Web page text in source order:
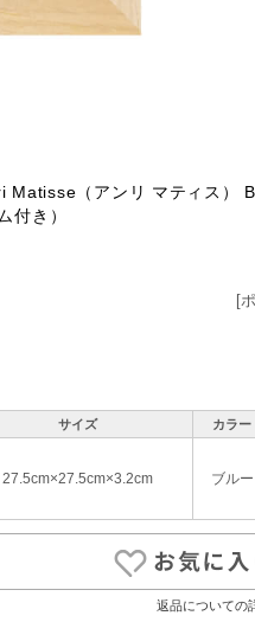
Matisse（アンリ マティス）
付き）
[
サイズ カラー
27.5cm×27.5cm×3.2cm ブルー
返品についての